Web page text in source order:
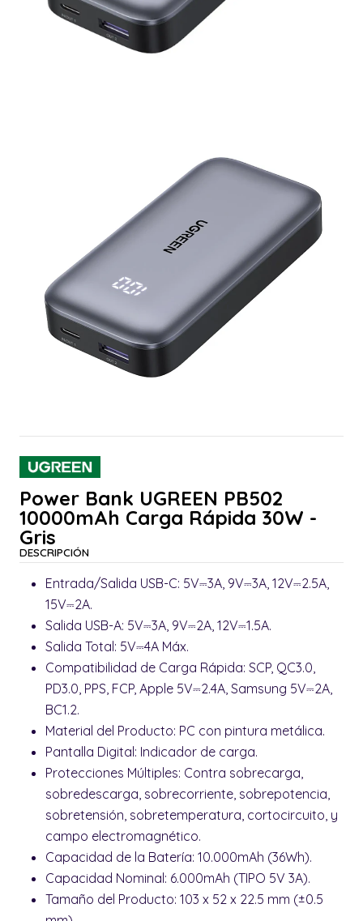
Power Bank UGREEN PB502
10000mAh Carga Rápida 30W -
Gris
DESCRIPCIÓN
Entrada/Salida USB-C: 5V⎓3A, 9V⎓3A, 12V⎓2.5A,
15V⎓2A.
Salida USB-A: 5V⎓3A, 9V⎓2A, 12V⎓1.5A.
Salida Total: 5V⎓4A Máx.
Compatibilidad de Carga Rápida: SCP, QC3.0,
PD3.0, PPS, FCP, Apple 5V⎓2.4A, Samsung 5V⎓2A,
BC1.2.
Material del Producto: PC con pintura metálica.
Pantalla Digital: Indicador de carga.
Protecciones Múltiples: Contra sobrecarga,
sobredescarga, sobrecorriente, sobrepotencia,
sobretensión, sobretemperatura, cortocircuito, y
campo electromagnético.
Capacidad de la Batería: 10.000mAh (36Wh).
Capacidad Nominal: 6.000mAh (TIPO 5V 3A).
Tamaño del Producto: 103 x 52 x 22.5 mm (±0.5